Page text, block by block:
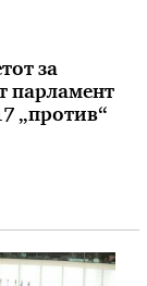
за
парламент
„против“